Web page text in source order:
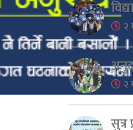
२
२
सुत्र